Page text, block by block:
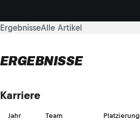
ErgebnisseAlle Artikel
ERGEBNISSE
Karriere
Jahr Team Platzierung